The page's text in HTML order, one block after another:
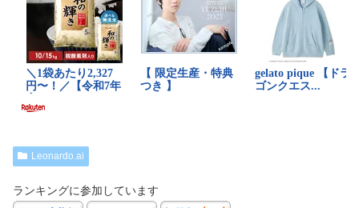
Leonardo.ai
ランキングに参加しています